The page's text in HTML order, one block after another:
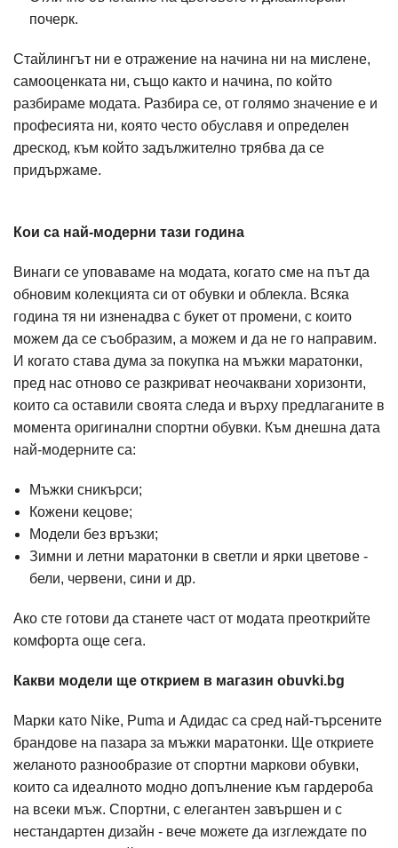
почерк.
Стайлингът ни е отражение на начина ни на мислене,
самооценката ни, също както и начина, по който
разбираме модата. Разбира се, от голямо значение е и
професията ни, която често обуславя и определен
дрескод, към който задължително трябва да се
придържаме.
Кои са най-модерни тази година
Винаги се уповаваме на модата, когато сме на път да
обновим колекцията си от обувки и облекла. Всяка
година тя ни изненадва с букет от промени, с които
можем да се съобразим, а можем и да не го направим.
И когато става дума за покупка на мъжки маратонки,
пред нас отново се разкриват неочаквани хоризонти,
които са оставили своята следа и върху предлаганите в
момента оригинални спортни обувки. Към днешна дата
най-модерните са:
Мъжки сникърси;
Кожени кецове;
Модели без връзки;
Зимни и летни маратонки в светли и ярки цветове -
бели, червени, сини и др.
Ако сте готови да станете част от модата преоткрийте
комфорта още сега.
Какви модели ще открием в магазин obuvki.bg
Марки като Nike, Puma и Адидас са сред най-търсените
брандове на пазара за мъжки маратонки. Ще откриете
желаното разнообразие от спортни маркови обувки,
които са идеалното модно допълнение към гардероба
на всеки мъж. Спортни, с елегантен завършен и с
нестандартен дизайн - вече можете да изглеждате по